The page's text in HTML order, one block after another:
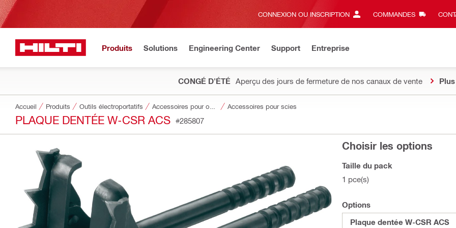
CONNEXION OU INSCRIPTION COMMANDES
Produits Solutions Engineering Center Support Entreprise
CONGÉ D'ÉTÉ Aperçu des jours de fermeture de nos canaux de vente
Accueil Produits Outils électroportatifs Accessoires pour scies
PLAQUE DENTÉE W-CSR ACS #285807
Choisir les options
Taille du pack
1 pce(s)
Options
Plaque dentée W-CSR ACS